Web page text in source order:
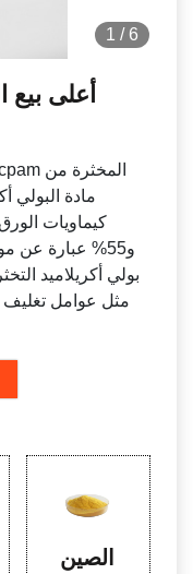
1 / 6
أعلى بيع
و55% عبارة
مثل عوامل تغليف
الصين